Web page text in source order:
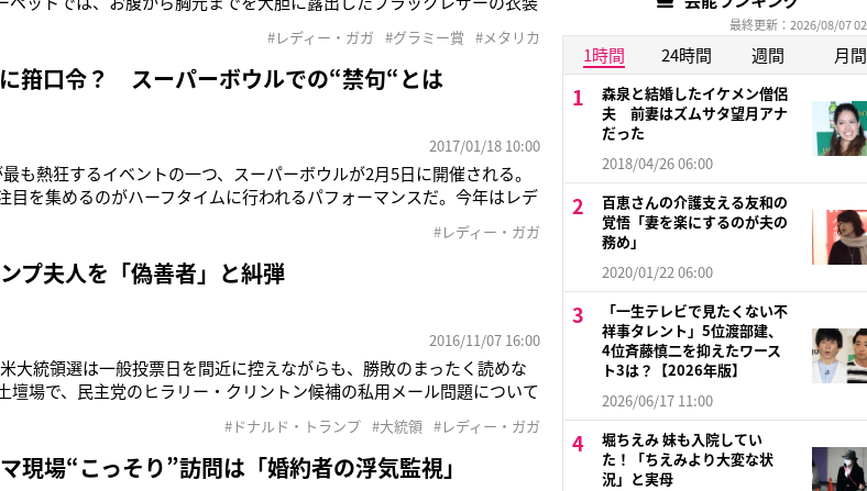
て当日、いよいよその時を迎えたが、予想外のトラブルに見舞われてし
#レディー・ガガ #グラミー賞 #メタリカ
箝口令？ スーパーボウルでの“禁句“とは
2017/01/18 10:00
も熱狂するイベントの一つ、スーパーボウルが2月5日に開催される。
目を集めるのがハーフタイムに行われるパフォーマンスだ。今年はレデ
に携わる関係者によると、NFLはレディー・ガガに対し、政治に関する
#レディー・ガガ
プ夫人を「偽善者」と糾弾
2016/11/07 16:00
大統領選は一般投票日を間近に控えながらも、勝敗のまったく読めな
壇場で、民主党のヒラリー・クリントン候補の私用メール問題について
支持を公言している有名人が必死に支援を呼びかけるなか、レディー・
#ドナルド・トランプ #大統領 #レディー・ガガ
現場“こっそり”訪問は「婚約者の浮気監視」
最終更新：2026/08/07
1時間 24時間 週間 月間
森泉と結婚したイケメン僧侶
夫 前妻はズムサタ望月アナ
だった
2018/04/26 06:00
百恵さんの介護支える友和の
覚悟「妻を楽にするのが夫の
務め」
2020/01/22 06:00
「一生テレビで見たくない不
祥事タレント」5位渡部建、
4位斉藤慎二を抑えたワース
ト3は？【2026年版】
2026/06/17 11:00
堀ちえみ 妹も入院してい
た！「ちえみより大変な状
況」と実母